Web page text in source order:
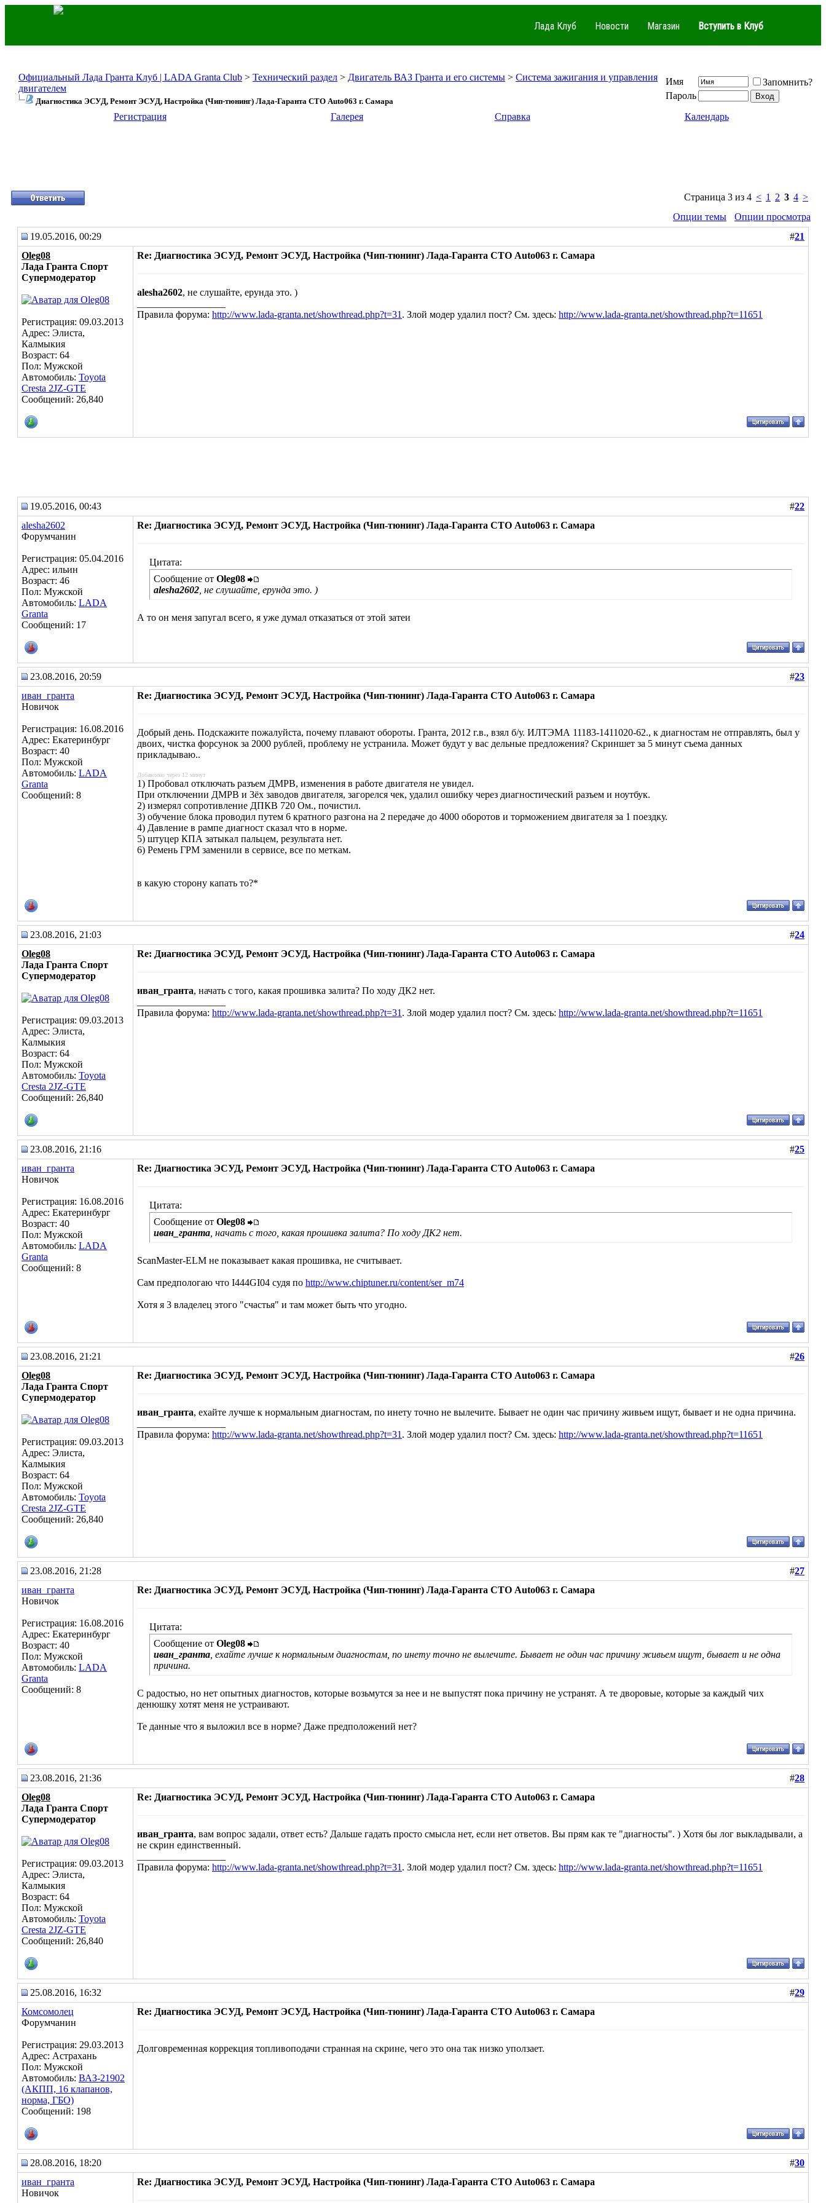
Лада Клуб Новости Магазин Вступить в Клуб
Официальный Лада Гранта Клуб | LADA Granta Club > Технический раздел > Двигатель ВАЗ Гранта и его системы > Система зажигания и управления
двигателем
Диагностика ЭСУД, Ремонт ЭСУД, Настройка (Чип-тюнинг) Лада-Гаранта СТО Auto063 г. Самара
Имя
Запомнить?
Пароль
Регистрация
Галерея Справка Календарь
Страница 3 из 4 < 1 2 3 4 >
Опции темы
Опции просмотра
19.05.2016, 00:29
#21
Oleg08
Лада Гранта Спорт
Супермодератор
Регистрация: 09.03.2013
Адрес: Элиста,
Калмыкия
Возраст: 64
Пол: Мужской
Автомобиль: Toyota
Cresta 2JZ-GTE
Сообщений: 26,840
Re: Диагностика ЭСУД, Ремонт ЭСУД, Настройка (Чип-тюнинг) Лада-Гаранта СТО Auto063 г. Самара
alesha2602, не слушайте, ерунда это. )
Правила форума: http://www.lada-granta.net/showthread.php?t=31 . Злой модер удалил пост? См. здесь: http://www.lada-granta.net/showthread.php?t=11651
19.05.2016, 00:43 #22
alesha2602
Форумчанин
Регистрация: 05.04.2016
Адрес: ильин
Возраст: 46
Пол: Мужской
Автомобиль: LADA
Granta
Сообщений: 17
Re: Диагностика ЭСУД, Ремонт ЭСУД, Настройка (Чип-тюнинг) Лада-Гаранта СТО Auto063 г. Самара
Цитата:
Сообщение от Oleg08
alesha2602 , не слушайте, ерунда это. )
А то он меня запугал всего, я уже думал отказаться от этой затеи
23.08.2016, 20:59 #23
иван_гранта
Новичок
Регистрация: 16.08.2016
Адрес: Екатеринбург
Возраст: 40
Пол: Мужской
Автомобиль: LADA
Granta
Сообщений: 8
Re: Диагностика ЭСУД, Ремонт ЭСУД, Настройка (Чип-тюнинг) Лада-Гаранта СТО Auto063 г. Самара
Добрый день. Подскажите пожалуйста, почему плавают обороты. Гранта, 2012 г.в., взял б/у. ИЛТЭМА 11183-1411020-62., к диагностам не отправлять, был у
двоих, чистка форсунок за 2000 рублей, проблему не устранила. Может будут у вас дельные предложения? Скриншет за 5 минут съема данных
прикладываю..
Добавлено через 12 минут
1) Пробовал отключать разъем ДМРВ, изменения в работе двигателя не увидел.
При отключении ДМРВ и 3ёх заводов двигателя, загорелся чек, удалил ошибку через диагностический разъем и ноутбук.
2) измерял сопротивление ДПКВ 720 Ом., почистил.
3) обучение блока проводил путем 6 кратного разгона на 2 передаче до 4000 оборотов и торможением двигателя за 1 поездку.
4) Давление в рампе диагност сказал что в норме.
5) штуцер КПА затыкал пальцем, результата нет.
6) Ремень ГРМ заменили в сервисе, все по меткам.
в какую сторону капать то?*
23.08.2016, 21:03 #24
Oleg08
Лада Гранта Спорт
Супермодератор
Регистрация: 09.03.2013
Адрес: Элиста,
Калмыкия
Возраст: 64
Пол: Мужской
Автомобиль: Toyota
Cresta 2JZ-GTE
Сообщений: 26,840
Re: Диагностика ЭСУД, Ремонт ЭСУД, Настройка (Чип-тюнинг) Лада-Гаранта СТО Auto063 г. Самара
иван_гранта, начать с того, какая прошивка залита? По ходу ДК2 нет.
Правила форума: http://www.lada-granta.net/showthread.php?t=31 . Злой модер удалил пост? См. здесь: http://www.lada-granta.net/showthread.php?t=11651
23.08.2016, 21:16 #25
иван_гранта
Новичок
Регистрация: 16.08.2016
Адрес: Екатеринбург
Возраст: 40
Пол: Мужской
Автомобиль: LADA
Granta
Сообщений: 8
Re: Диагностика ЭСУД, Ремонт ЭСУД, Настройка (Чип-тюнинг) Лада-Гаранта СТО Auto063 г. Самара
Цитата:
Сообщение от Oleg08
иван_гранта , начать с того, какая прошивка залита? По ходу ДК2 нет.
ScanMaster-ELM не показывает какая прошивка, не считывает.
Сам предпологаю что I444GI04 судя по http://www.chiptuner.ru/content/ser_m74
Хотя я 3 владелец этого "счастья" и там может быть что угодно.
23.08.2016, 21:21 #26
Oleg08
Лада Гранта Спорт
Супермодератор
Регистрация: 09.03.2013
Адрес: Элиста,
Калмыкия
Возраст: 64
Пол: Мужской
Автомобиль: Toyota
Cresta 2JZ-GTE
Сообщений: 26,840
Re: Диагностика ЭСУД, Ремонт ЭСУД, Настройка (Чип-тюнинг) Лада-Гаранта СТО Auto063 г. Самара
иван_гранта, ехайте лучше к нормальным диагностам, по инету точно не вылечите. Бывает не один час причину живьем ищут, бывает и не одна причина.
Правила форума: http://www.lada-granta.net/showthread.php?t=31 . Злой модер удалил пост? См. здесь: http://www.lada-granta.net/showthread.php?t=11651
23.08.2016, 21:28 #27
иван_гранта
Новичок
Регистрация: 16.08.2016
Адрес: Екатеринбург
Возраст: 40
Пол: Мужской
Автомобиль: LADA
Granta
Сообщений: 8
Re: Диагностика ЭСУД, Ремонт ЭСУД, Настройка (Чип-тюнинг) Лада-Гаранта СТО Auto063 г. Самара
Цитата:
Сообщение от Oleg08
иван_гранта , ехайте лучше к нормальным диагностам, по инету точно не вылечите. Бывает не один час причину живьем ищут, бывает и не одна
причина.
С радостью, но нет опытных диагностов, которые возьмутся за нее и не выпустят пока причину не устранят. А те дворовые, которые за каждый чих
денюшку хотят меня не устраивают.
Те данные что я выложил все в норме? Даже предположений нет?
23.08.2016, 21:36 #28
Oleg08
Лада Гранта Спорт
Супермодератор
Регистрация: 09.03.2013
Адрес: Элиста,
Калмыкия
Возраст: 64
Пол: Мужской
Автомобиль: Toyota
Cresta 2JZ-GTE
Сообщений: 26,840
Re: Диагностика ЭСУД, Ремонт ЭСУД, Настройка (Чип-тюнинг) Лада-Гаранта СТО Auto063 г. Самара
иван_гранта, вам вопрос задали, ответ есть? Дальше гадать просто смысла нет, если нет ответов. Вы прям как те "диагносты". ) Хотя бы лог выкладывали, а
не скрин единственный.
Правила форума: http://www.lada-granta.net/showthread.php?t=31 . Злой модер удалил пост? См. здесь: http://www.lada-granta.net/showthread.php?t=11651
25.08.2016, 16:32 #29
Комсомолец
Форумчанин
Регистрация: 29.03.2013
Адрес: Астрахань
Пол: Мужской
Автомобиль: ВАЗ-21902
(АКПП, 16 клапанов,
норма, ГБО)
Сообщений: 198
Re: Диагностика ЭСУД, Ремонт ЭСУД, Настройка (Чип-тюнинг) Лада-Гаранта СТО Auto063 г. Самара
Долговременная коррекция топливоподачи странная на скрине, чего это она так низко уползает.
28.08.2016, 18:20 #30
иван_гранта
Новичок
Re: Диагностика ЭСУД, Ремонт ЭСУД, Настройка (Чип-тюнинг) Лада-Гаранта СТО Auto063 г. Самара